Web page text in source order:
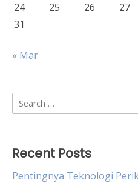
24
25 26 27
31
« Mar
Search
for:
Recent Posts
Pentingnya Teknologi